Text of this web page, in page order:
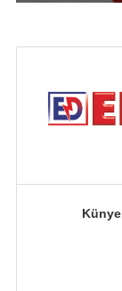
Künye